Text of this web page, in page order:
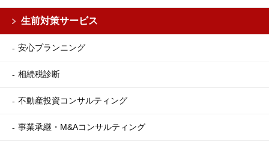
生前対策サービス
安心プランニング
相続税診断
不動産投資コンサルティング
事業承継・M&Aコンサルティング